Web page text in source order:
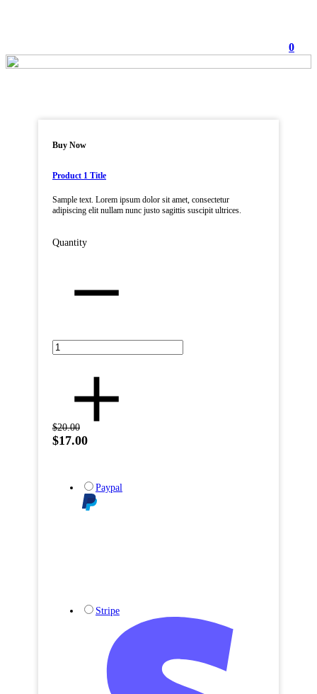
0
Buy Now
Product 1 Title
Sample text. Lorem ipsum dolor sit amet, consectetur
adipiscing elit nullam nunc justo sagittis suscipit ultrices.
Quantity
$20.00
$17.00
Paypal
Stripe